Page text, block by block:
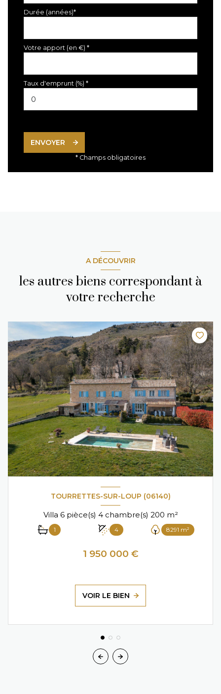
Durée (années)*
Votre apport (en €) *
Taux d'emprunt (%) *
ENVOYER
* Champs obligatoires
A DÉCOUVRIR
les autres biens correspondant à
votre recherche
TOURRETTES-SUR-LOUP (06140)
Villa 6 pièce(s) 4 chambre(s) 200 m²
1 4 8291 m²
1 950 000 €
VOIR LE BIEN